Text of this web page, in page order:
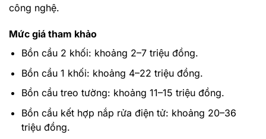
công nghệ.
Mức giá tham khảo
Bồn cầu 2 khối: khoảng 2–7 triệu đồng.
Bồn cầu 1 khối: khoảng 4–22 triệu đồng.
Bồn cầu treo tường: khoảng 11–15 triệu đồng.
Bồn cầu kết hợp nắp rửa điện tử: khoảng 20–36
triệu đồng.